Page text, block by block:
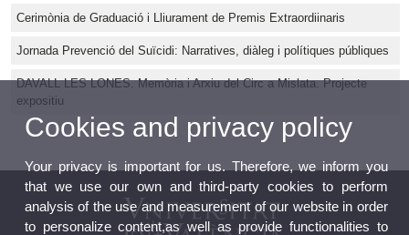
Cerimònia de Graduació i Lliurament de Premis Extraordiinaris
Jornada Prevenció del Suïcidi: Narratives, diàleg i polítiques públiques
DAVALL LES LONES. Memòria i Arxiu del Circ a Mislata. Projecte
expositiu
Cookies and privacy policy
Your privacy is important for us. Therefore, we inform you
that we use our own and third-party cookies to perform
analysis of the use and measurement of our website in order
to personalize content,as well as provide functionalities to